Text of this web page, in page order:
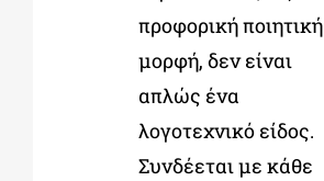
προφορική ποιητική
μορφή, δεν είναι
απλώς ένα
λογοτεχνικό είδος.
Συνδέεται με κάθε